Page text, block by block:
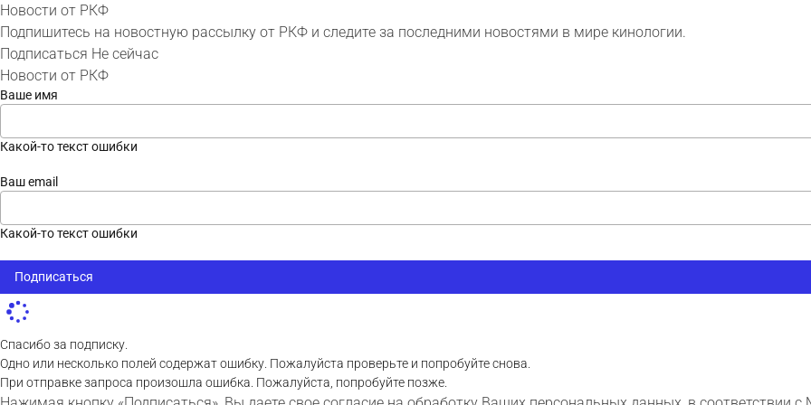
Новости от РКФ
Подпишитесь на новостную рассылку от РКФ и следите за последними новостями в мире кинологии.
Подписаться Не сейчас
Новости от РКФ
Ваше имя
Какой-то текст ошибки
Ваш email
Какой-то текст ошибки
Подписаться
Спасибо за подписку.
Одно или несколько полей содержат ошибку. Пожалуйста проверьте и попробуйте снова.
При отправке запроса произошла ошибка. Пожалуйста, попробуйте позже.